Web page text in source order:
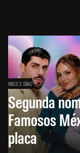
HACE 2 DÍAS
Segunda
Famosos
placa